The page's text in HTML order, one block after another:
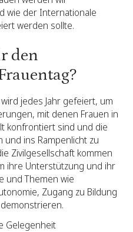
wie der Internationale
werden sollte.
den
jedes Jahr gefeiert, um
mit denen Frauen in
konfrontiert sind und die
ins Rampenlicht zu
Zivilgesellschaft kommen
ihre Unterstützung und ihr
und Themen wie
Zugang zu Bildung
Gelegenheit